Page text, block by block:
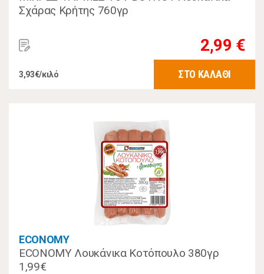
Σχάρας Κρήτης 760γρ
2,99 €
3,93€/κιλό ΣΤΟ ΚΑΛΑΘΙ
ECONOMY
ECONOMY Λουκάνικα Κοτόπουλο 380γρ
1,99€